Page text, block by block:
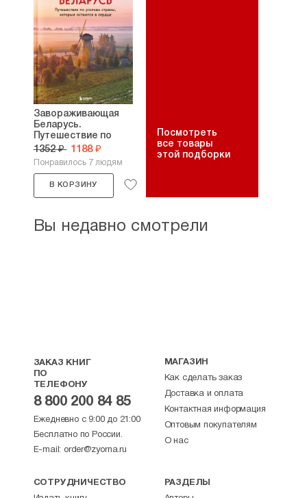
Завораживающая
Беларусь.
Путешествие по
уголкам...
1352 ₽ 1188 ₽
Понравилось 7 людям
В КОРЗИНУ
Посмотреть
все товары
этой подборки
Вы недавно смотрели
ЗАКАЗ КНИГ
ПО
ТЕЛЕФОНУ
8 800 200 84 85
Ежедневно с 9:00 до 21:00
Бесплатно по России.
E-mail: order@zyorna.ru
МАГАЗИН
Как сделать заказ
Доставка и оплата
Контактная информация
Оптовым покупателям
О нас
СОТРУДНИЧЕСТВО
РАЗДЕЛЫ